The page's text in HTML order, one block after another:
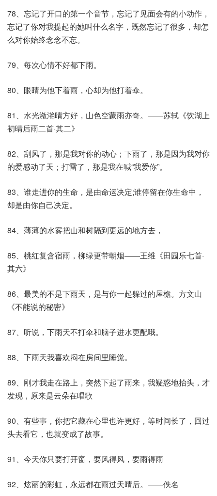
78、忘记了开口的第一个音节，忘记了见面会有的小动作，
忘记了你对我提起的她叫什么名字，既然忘记了很多，却怎
么对你始终念念不忘。
79、每次心情不好都下雨。
80、眼睛为他下着雨，心却为他打着伞。
81、水光潋滟晴方好，山色空蒙雨亦奇。——苏轼《饮湖上
初晴后雨二首·其二》
82、刮风了，那是我对你的动心；下雨了，那是因为我对你
的爱感动了天；打雷了，那是我在喊“我爱你”。
83、谁走进你的生命，是由命运决定;谁停留在你生命中，
却是由你自己决定。
84、薄薄的水雾把山和树隔到更远的地方去，
85、桃红复含宿雨，柳绿更带朝烟——王维《田园乐七首·
其六》
86、最美的不是下雨天，是与你一起躲过的屋檐。方文山
《不能说的秘密》
87、听说，下雨天不打伞和脑子进水更配哦。
88、下雨天我喜欢闷在房间里睡觉。
89、刚才我走在路上，突然下起了雨来，我疑惑地抬头，才
发现，原来是云朵在唱歌
90、有些事，你把它藏在心里也许更好，等时间长了，回过
头去看它，也就变成了故事。
91、今天你只要打开窗，要风得风，要雨得雨
92、炫丽的彩虹，永远都在雨过天晴后。——佚名